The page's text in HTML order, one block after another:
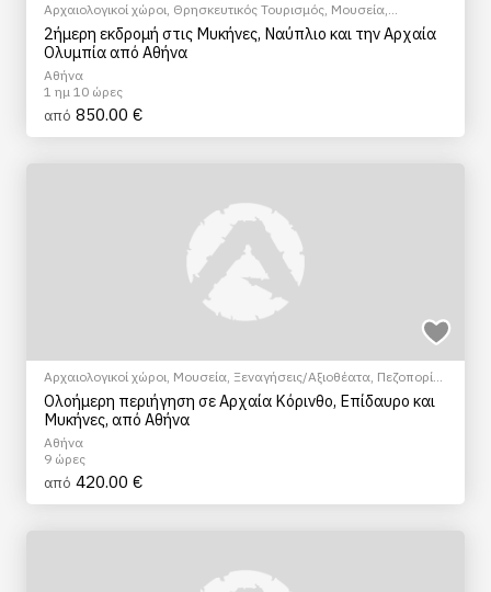
Αρχαιολογικοί χώροι, Θρησκευτικός Τουρισμός, Μουσεία,
Ξεναγήσεις/Αξιοθέατα
Πεζοπορία Πόλης
Πολιτιστικά -
Πολιτισμικά
2ήμερη εκδρομή στις Μυκήνες, Ναύπλιο και την Αρχαία
Ολυμπία από Αθήνα
Αθήνα
1 ημ 10 ώρες
από 850.00 €
Αρχαιολογικοί χώροι, Μουσεία, Ξεναγήσεις/Αξιοθέατα, Πεζοπορία
Πόλης
Πολιτιστικά - Πολιτισμικά
Ολοήμερη περιήγηση σε Αρχαία Κόρινθο, Επίδαυρο και
Μυκήνες, από Αθήνα
Αθήνα
9 ώρες
από 420.00 €